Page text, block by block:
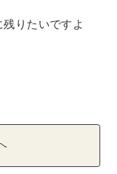
りたいですよ